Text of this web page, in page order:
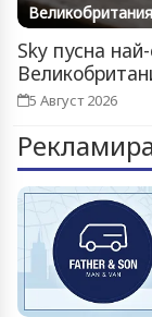
Великобритания
Sky пусна
5 Август 2026